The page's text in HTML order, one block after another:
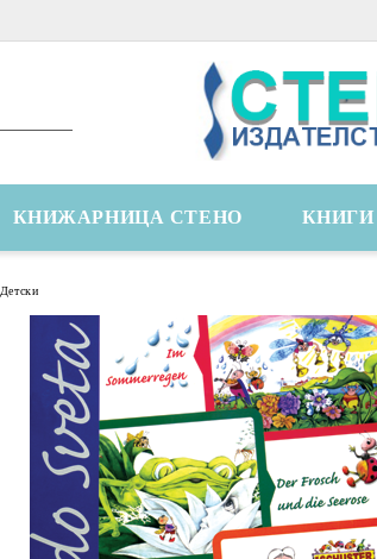
КНИЖАРНИЦА СТЕНО КНИГИ
Детски